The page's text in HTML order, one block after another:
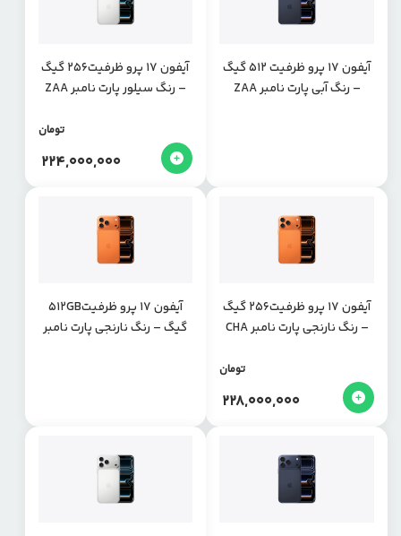
آیفون 17 پرو ظرفیت 512 گیگ
– رنگ آبی پارت نامبر ZAA
آیفون 17 پرو ظرفیت256 گیگ
– رنگ سیلور پارت نامبر ZAA
224,000,000
تومان
آیفون 17 پرو ظرفیت256 گیگ
– رنگ نارنجی پارت نامبر CHA
228,000,000
تومان
آیفون 17 پرو ظرفیت512GB
گیگ – رنگ نارنجی پارت نامبر